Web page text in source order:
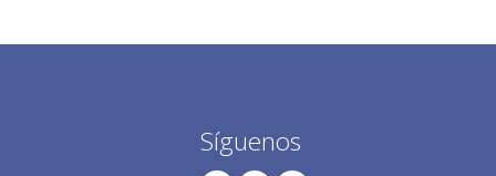
Síguenos